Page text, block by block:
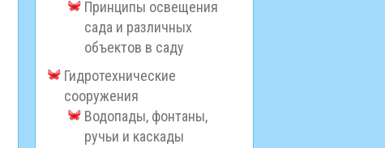
Принципы освещения
сада и различных
объектов в саду
Гидротехнические
сооружения
Водопады, фонтаны,
ручьи и каскады